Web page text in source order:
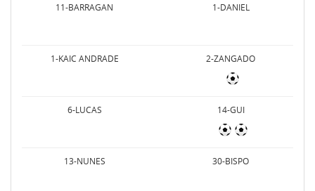
11-BARRAGAN 1-DANIEL
1-KAIC ANDRADE 2-ZANGADO
6-LUCAS 14-GUI
13-NUNES 30-BISPO